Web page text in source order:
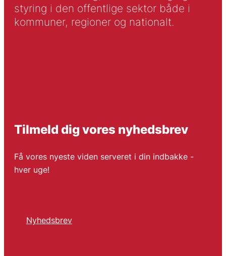
styring i den offentlige sektor både i
kommuner, regioner og nationalt.
Tilmeld dig vores nyhedsbrev
Få vores nyeste viden serveret i din indbakke -
hver uge!
Nyhedsbrev